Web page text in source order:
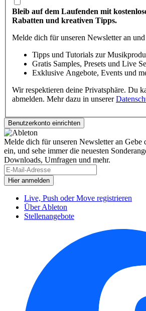
Bleib auf dem Laufenden mit
Rabatten und kreativen Tipps.
Melde dich für unseren Newsletter an und
Tipps und Tutorials zur
Gratis Samples, Presets und Live
Exklusive Angebote, Events und
Wir respektieren deine Privatsphäre. Du
abmelden. Mehr dazu in unserer
Melde dich für unseren Newsletter an Gebe
ein, und sehe immer die neuesten
Downloads, Umfragen und mehr.
Live, Push oder Move registrieren
Über Ableton
Stellenangebote